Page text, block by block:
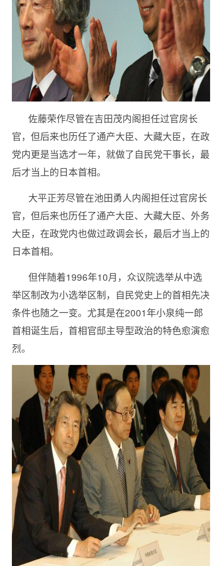
佐藤荣作尽管在吉田茂内阁担任过官房长
官，但后来也历任了通产大臣、大藏大臣，在政
党内更是当选才一年，就做了自民党干事长，最
后才当上的日本首相。
大平正芳尽管在池田勇人内阁担任过官房长
官，但后来也历任了通产大臣、大藏大臣、外务
大臣，在政党内也做过政调会长，最后才当上的
日本首相。
但伴随着1996年10月，众议院选举从中选
举区制改为小选举区制，自民党史上的首相先决
条件也随之一变。尤其是在2001年小泉纯一郎
首相诞生后，首相官邸主导型政治的特色愈演愈
烈。